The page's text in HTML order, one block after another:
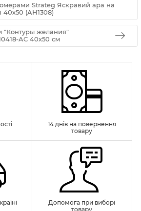
Strateg Яскравий ара на
(AH1308)
"Контуры желания"
AC 40х50 см
14 днів на повернення
товару
Допомога при виборі
товару